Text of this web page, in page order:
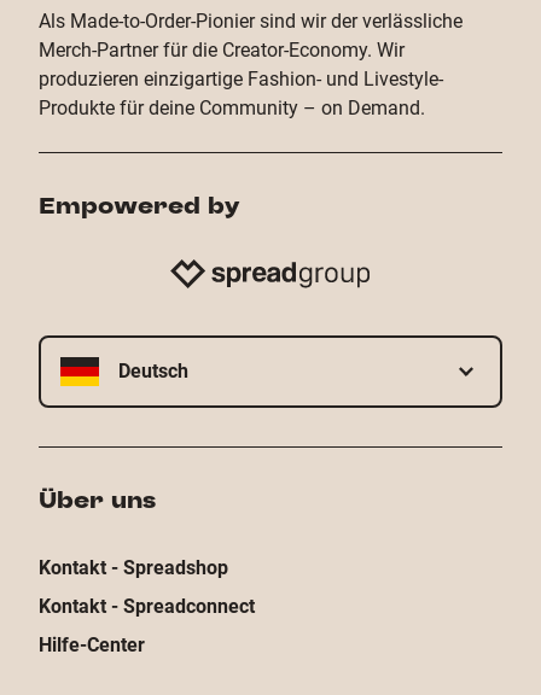
Als Made-to-Order-Pionier sind wir der verlässliche
Merch-Partner für die Creator-Economy. Wir
produzieren einzigartige Fashion- und Livestyle-
Produkte für deine Community – on Demand.
Empowered by
Deutsch
Über uns
Kontakt - Spreadshop
Kontakt - Spreadconnect
Hilfe-Center